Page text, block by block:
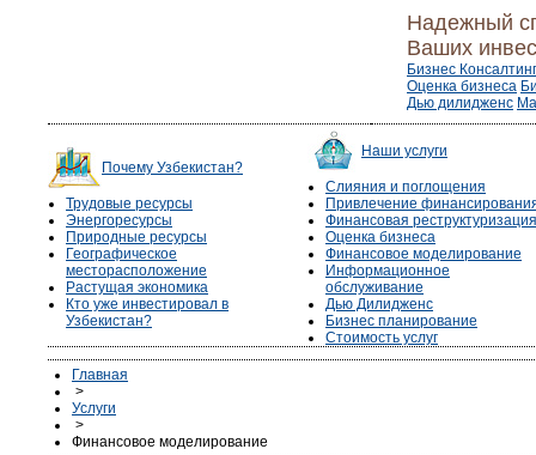
Надежный
Ваших
Бизнес Консалтинг
Оценка бизнеса
Дью дилидженс
Почему Узбекистан?
Трудовые ресурсы
Энергоресурсы
Природные ресурсы
Географическое
месторасположение
Растущая экономика
Кто уже инвестировал в
Узбекистан?
Наши услуги
Слияния и поглощения
Привлечение
Финансовая реструктуризация
Оценка бизнеса
Финансовое моделирование
Информационное
обслуживание
Дью Дилидженс
Бизнес планирование
Стоимость услуг
Главная
>
Услуги
>
Финансовое моделирование